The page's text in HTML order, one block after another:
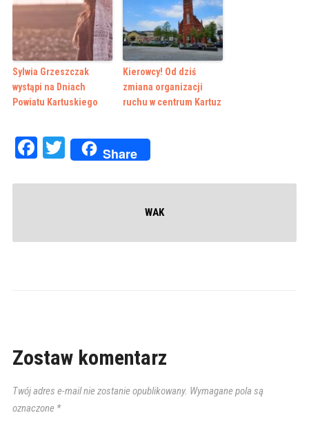
Sylwia Grzeszczak
wystąpi na Dniach
Powiatu Kartuskiego
Kierowcy! Od dziś
zmiana organizacji
ruchu w centrum Kartuz
Facebook
Twitter
Share
WAK
Zostaw komentarz
Twój adres e-mail nie zostanie opublikowany. Wymagane pola są
oznaczone *